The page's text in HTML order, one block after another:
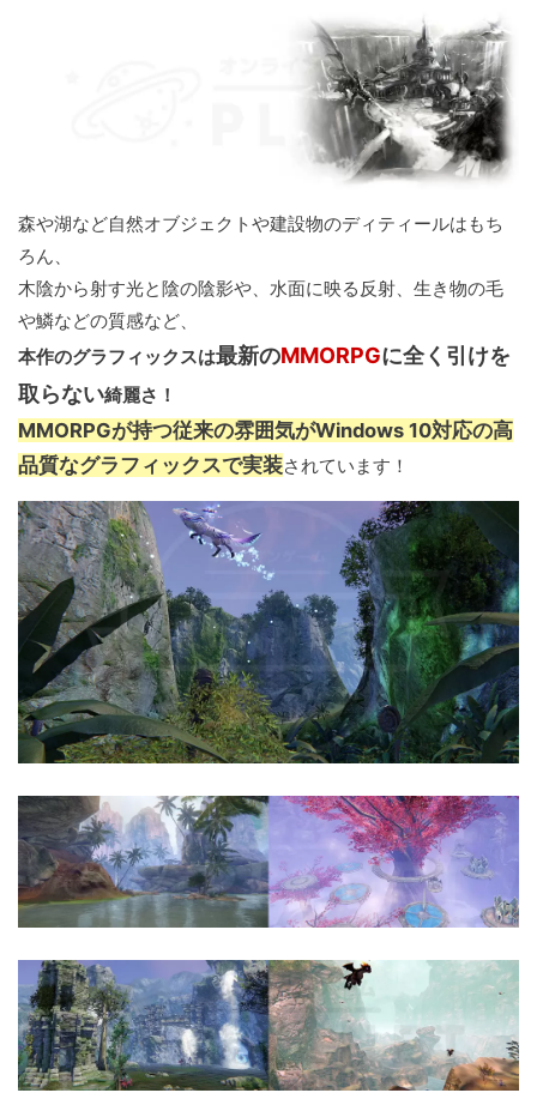
森や湖など自然オブジェクトや建設物のディティールはもち
ろん、
木陰から射す光と陰の陰影や、水面に映る反射、生き物の毛
や鱗などの質感など、
本作のグラフィックスは最新のMMORPGに全く引けを
取らない綺麗さ！
MMORPGが持つ従来の雰囲気がWindows 10対応の高
品質なグラフィックスで実装されています！